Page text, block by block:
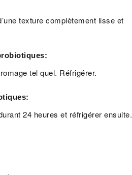
texture complètement lisse et
tel quel. Réfrigérer.
24 heures et réfrigérer ensuite.